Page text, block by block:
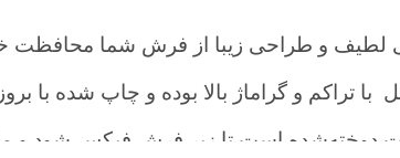
لطیف و طراحی زیبا از فرش شما محافظت
با تراکم و گراماژ بالا بوده و چاپ شده با
دوخته‌شده است تا زیر فرش فیکس شود